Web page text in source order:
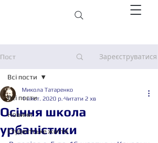
Пост Зареєструватися
Всі пости
Новини
Студентське життя
Всі пости
Осіння школа
урбаністики
Микола Татаренко
1 лист. 2020 р. Читати 2 хв